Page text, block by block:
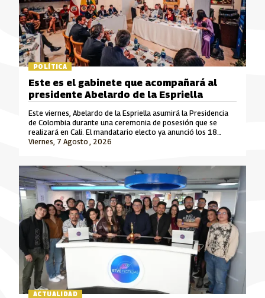
POLÍTICA
Este viernes, Abelardo de la Espriella asumirá la Presidencia
de Colombia durante una ceremonia de posesión que se
realizará en Cali. El mandatario electo ya anunció los 18
ministros que integrarán su gabinete para el periodo 2026-
Viernes, 7 Agosto , 2026
Este es el gabinete que acompañará al
presidente Abelardo de la Espriella
ACTUALIDAD